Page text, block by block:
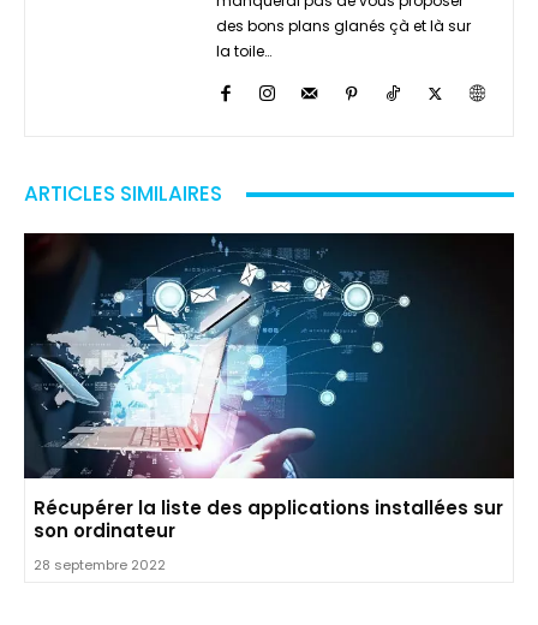
des bons plans glanés çà et là sur
la toile…
ARTICLES SIMILAIRES
Récupérer la liste des applications installées sur
son ordinateur
28 septembre 2022